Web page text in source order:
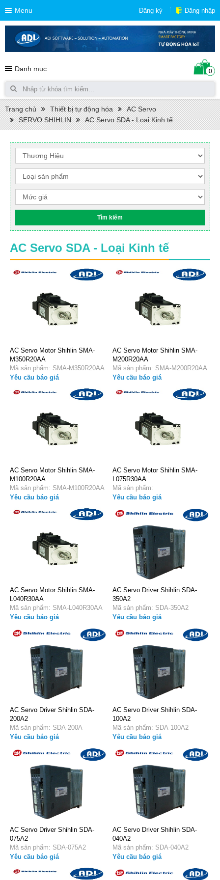
Menu Đăng ký Đăng nhập
Danh mục 0
Trang chủ Thiết bị tự động hóa
AC Servo
SERVO SHIHLIN
AC Servo SDA - Loại Kinh tế
AC Servo SDA - Loại Kinh tế
AC Servo Motor Shihlin SMA-
M350R20AA
Mã sản phẩm: SMA-M350R20AA
Yêu cầu báo giá
AC Servo Motor Shihlin SMA-
M200R20AA
Mã sản phẩm: SMA-M200R20AA
Yêu cầu báo giá
AC Servo Motor Shihlin SMA-
M100R20AA
Mã sản phẩm: SMA-M100R20AA
Yêu cầu báo giá
AC Servo Motor Shihlin SMA-
L075R30AA
Mã sản phẩm:
Yêu cầu báo giá
AC Servo Motor Shihlin SMA-
L040R30AA
Mã sản phẩm: SMA-L040R30AA
Yêu cầu báo giá
AC Servo Driver Shihlin SDA-
350A2
Mã sản phẩm: SDA-350A2
Yêu cầu báo giá
AC Servo Driver Shihlin SDA-
200A2
Mã sản phẩm: SDA-200A
Yêu cầu báo giá
AC Servo Driver Shihlin SDA-
100A2
Mã sản phẩm: SDA-100A2
Yêu cầu báo giá
AC Servo Driver Shihlin SDA-
075A2
Mã sản phẩm: SDA-075A2
Yêu cầu báo giá
AC Servo Driver Shihlin SDA-
040A2
Mã sản phẩm: SDA-040A2
Yêu cầu báo giá